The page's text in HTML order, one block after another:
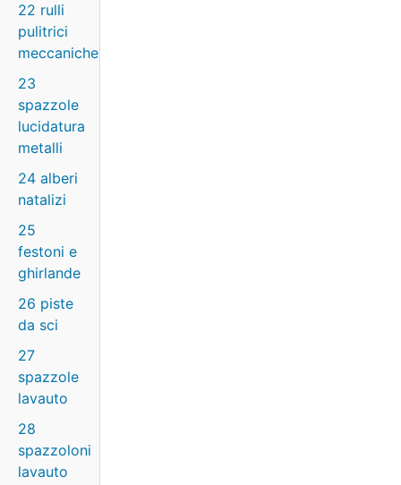
22 rulli
pulitrici
meccaniche
23
spazzole
lucidatura
metalli
24 alberi
natalizi
25
festoni e
ghirlande
26 piste
da sci
27
spazzole
lavauto
28
spazzoloni
lavauto